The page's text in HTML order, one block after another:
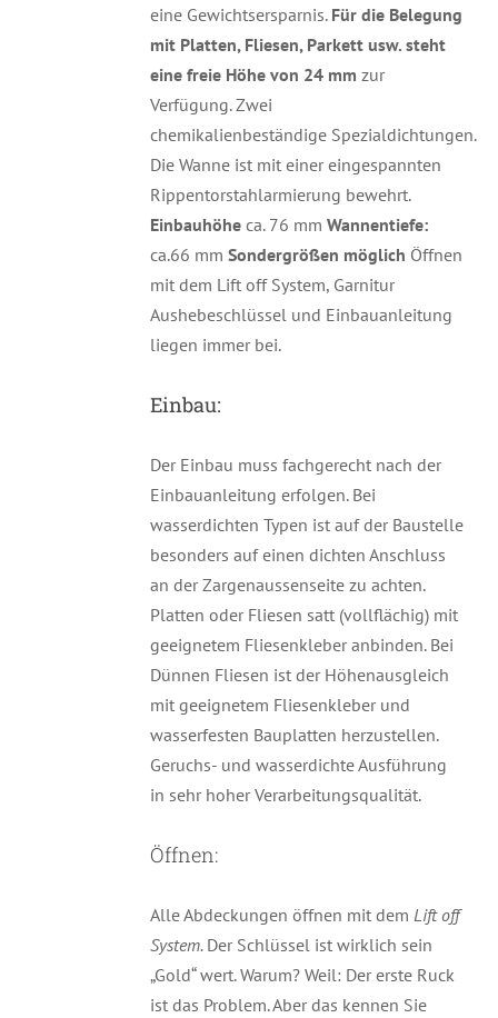
eine Gewichtsersparnis. Für die Belegung
mit Platten, Fliesen, Parkett usw. steht
eine freie Höhe von 24 mm zur
Verfügung. Zwei
chemikalienbeständige Spezialdichtungen.
Die Wanne ist mit einer eingespannten
Rippentorstahlarmierung bewehrt.
Einbauhöheca. 76 mm Wannentiefe:
ca.66 mm Sondergrößen möglich Öffnen
mit dem Lift off System, Garnitur
Aushebeschlüssel und Einbauanleitung
liegen immer bei.
Einbau:
Der Einbau muss fachgerecht nach der
Einbauanleitung erfolgen. Bei
wasserdichten Typen ist auf der Baustelle
besonders auf einen dichten Anschluss
an der Zargenaussenseite zu achten.
Platten oder Fliesen satt (vollflächig) mit
geeignetem Fliesenkleber anbinden. Bei
Dünnen Fliesen ist der Höhenausgleich
mit geeignetem Fliesenkleber und
wasserfesten Bauplatten herzustellen.
Geruchs- und wasserdichte Ausführung
in sehr hoher Verarbeitungsqualität.
Öffnen:
Alle Abdeckungen öffnen mit dem Lift off
System. Der Schlüssel ist wirklich sein
„Gold“ wert. Warum? Weil: Der erste Ruck
ist das Problem. Aber das kennen Sie